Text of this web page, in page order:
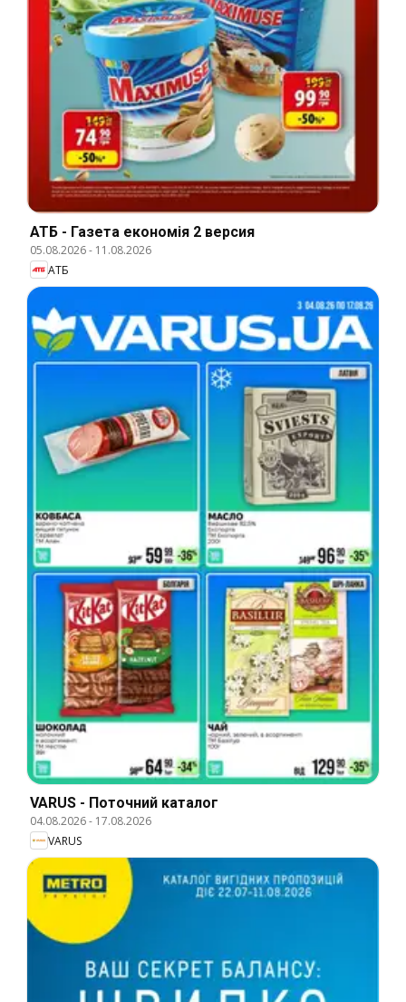
АТБ - Газета економія 2 версия
05.08.2026- 11.08.2026
АТБ
VARUS - Поточний каталог
04.08.2026- 17.08.2026
VARUS